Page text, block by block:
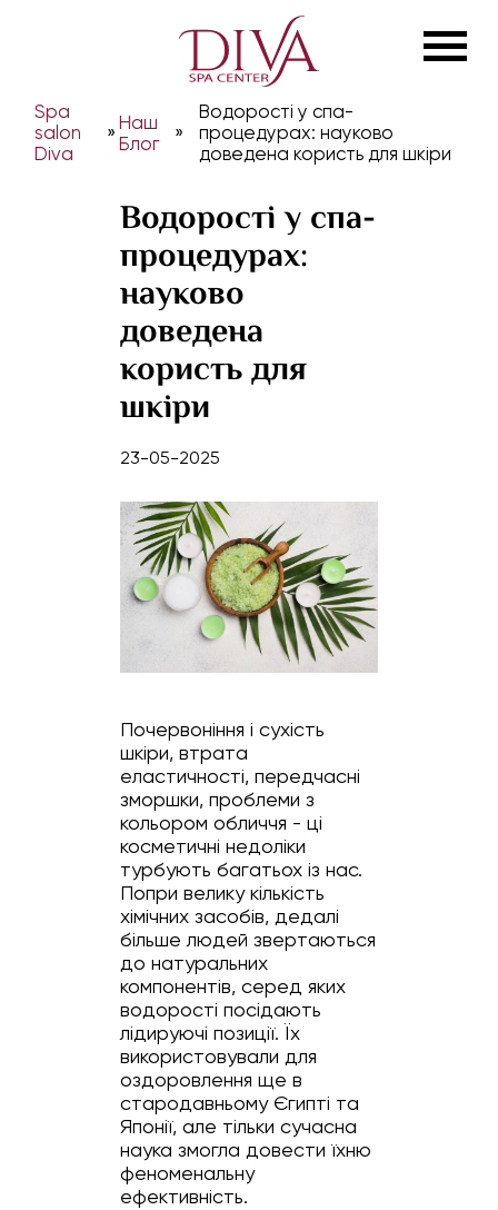
Spa
salon
Diva
» Наш
Блог
»
Водорості у спа-
процедурах: науково
доведена користь для шкіри
Водорості у спа-
процедурах:
науково
доведена
користь для
шкіри
23-05-2025
Почервоніння і сухість
шкіри, втрата
еластичності, передчасні
зморшки, проблеми з
кольором обличчя - ці
косметичні недоліки
турбують багатьох із нас.
Попри велику кількість
хімічних засобів, дедалі
більше людей звертаються
до натуральних
компонентів, серед яких
водорості посідають
лідируючі позиції. Їх
використовували для
оздоровлення ще в
стародавньому Єгипті та
Японії, але тільки сучасна
наука змогла довести їхню
феноменальну
ефективність.